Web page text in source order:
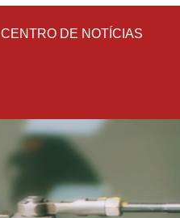
CENTRO DE NOTÍCIAS